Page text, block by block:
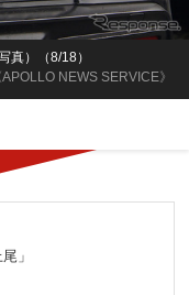
APOLLO NEWS SERVICE》
真）（8/18）
」